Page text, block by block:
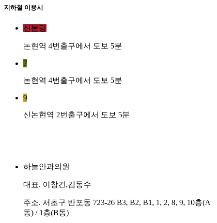
지하철 이용시
신분당
논현역 4번출구에서 도보 5분
7
논현역 4번출구에서 도보 5분
9
신논현역 2번출구에서 도보 5분
하늘안과의원
대표. 이창건,김동수
주소. 서초구 반포동 723-26 B3, B2, B1, 1, 2, 8, 9, 10층(A
동) / 1층(B동)